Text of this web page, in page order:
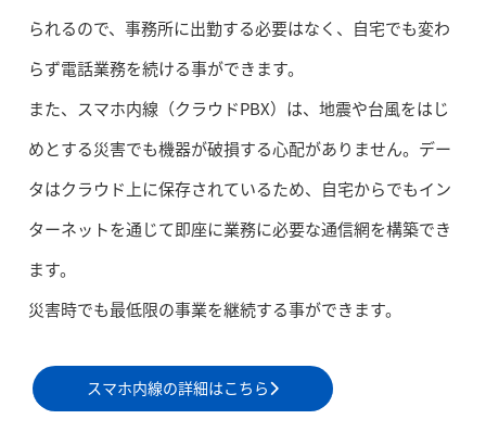
られるので、事務所に出勤する必要はなく、自宅でも変わ
らず電話業務を続ける事ができます。
また、スマホ内線（クラウドPBX）は、地震や台風をはじ
めとする災害でも機器が破損する心配がありません。デー
タはクラウド上に保存されているため、自宅からでもイン
ターネットを通じて即座に業務に必要な通信網を構築でき
ます。
災害時でも最低限の事業を継続する事ができます。
スマホ内線の詳細はこちら